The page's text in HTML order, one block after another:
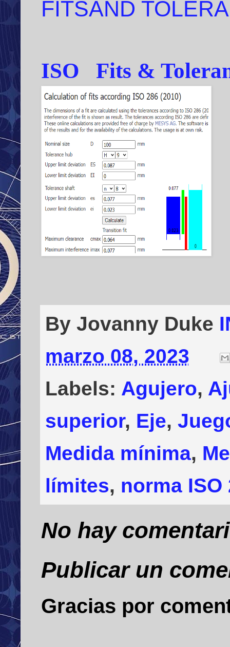
FITSAND
ISO Fits &
By Jovanny Duke
marzo 08, 2023
Labels: Agujero,
superior, Eje,
Medida mínima,
límites, norma ISO
No hay
Publicar un
Gracias por